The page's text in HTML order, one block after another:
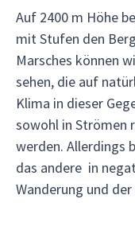
Auf 2400 m Höhe
mit Stufen den
Marsches können
sehen, die auf
Klima in dieser
sowohl in Strömen
werden. Allerdings
das andere in
Wanderung und